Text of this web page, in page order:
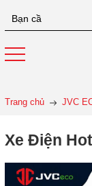
Trang chủ JVC
Xe Điện